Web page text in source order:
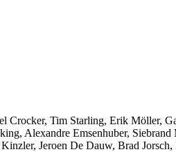
Crocker, Tim Starling, Erik Möller,
Alexandre Emsenhuber,
Jeroen De Dauw, Brad